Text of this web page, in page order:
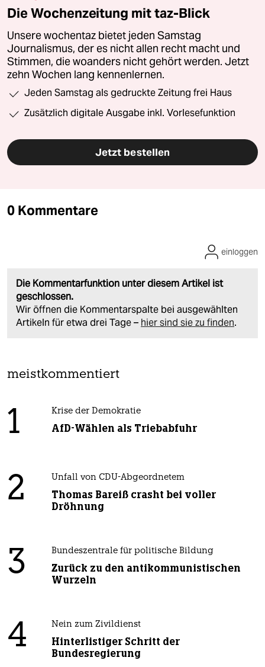
Die Wochenzeitung mit taz-Blick
Unsere wochentaz bietet jeden Samstag
Journalismus, der es nicht allen recht macht und
Stimmen, die woanders nicht gehört werden. Jetzt
zehn Wochen lang kennenlernen.
Jeden Samstag als gedruckte Zeitung frei Haus
Zusätzlich digitale Ausgabe inkl. Vorlesefunktion
Jetzt bestellen
0 Kommentare
Die Kommentarfunktion unter diesem Artikel ist
geschlossen.
Wir öffnen die Kommentarspalte bei ausgewählten
Artikeln für etwa drei Tage – hier sind sie zu finden.
einloggen
meistkommentiert
1 Krise der Demokratie
AfD-Wählen als Triebabfuhr
2 Unfall von CDU-Abgeordnetem
Thomas Bareiß crasht bei voller
Dröhnung
3 Bundeszentrale für politische Bildung
Zurück zu den antikommunistischen
Wurzeln
4 Nein zum Zivildienst
Hinterlistiger Schritt der
Bundesregierung